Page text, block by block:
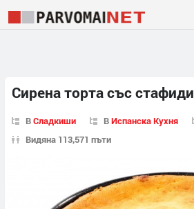
Сирена торта със стафиди
ВСладкиши ВИспанска Кухня
Видяна 113,571 пъти